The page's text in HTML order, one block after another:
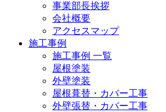
事業部長挨拶
会社概要
アクセスマップ
施工事例
施工事例 一覧
屋根塗装
外壁塗装
屋根葺替・カバー工事
外壁張替・カバー工事